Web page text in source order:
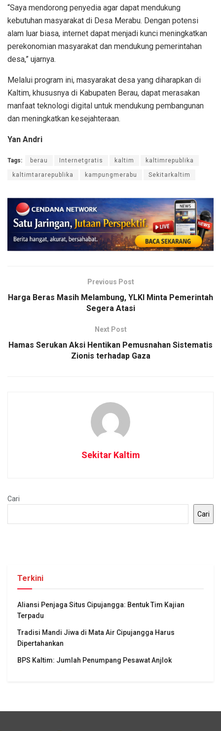
“Saya mendorong penyedia agar dapat mendukung
kebutuhan masyarakat di Desa Merabu. Dengan potensi
alam luar biasa, internet dapat menjadi kunci meningkatkan
perekonomian masyarakat dan mendukung pemerintahan
desa,” ujarnya.
Melalui program ini, masyarakat desa yang diharapkan di
Kaltim, khususnya di Kabupaten Berau, dapat merasakan
manfaat teknologi digital untuk mendukung pembangunan
dan meningkatkan kesejahteraan.
Yan Andri
Tags: berau Internetgratis kaltim kaltimrepublika
kaltimtararepublika kampungmerabu Sekitarkaltim
Previous Post
Harga Beras Masih Melambung, YLKI Minta Pemerintah
Segera Atasi
Next Post
Hamas Serukan Aksi Hentikan Pemusnahan Sistematis
Zionis terhadap Gaza
Sekitar Kaltim
Cari
Cari
Terkini
Aliansi Penjaga Situs Cipujangga: Bentuk Tim Kajian
Terpadu
Tradisi Mandi Jiwa di Mata Air Cipujangga Harus
Dipertahankan
BPS Kaltim: Jumlah Penumpang Pesawat Anjlok